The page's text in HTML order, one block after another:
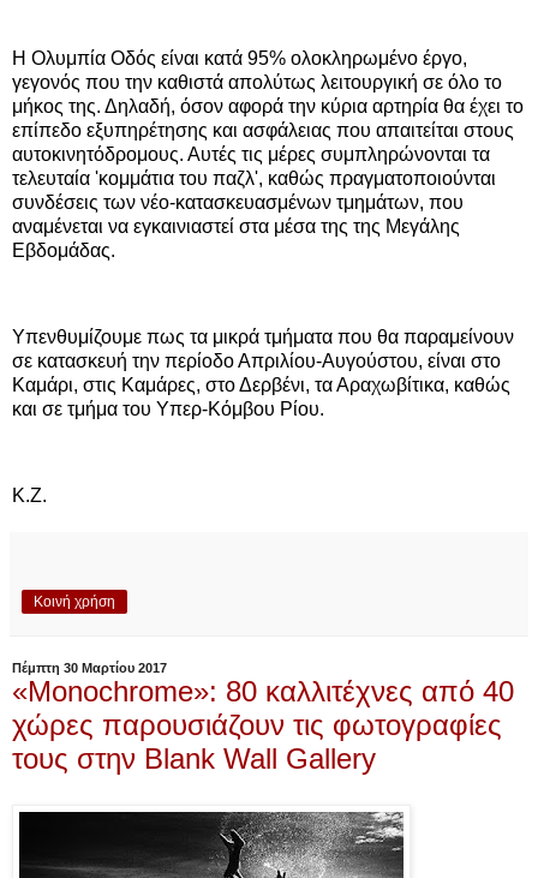
Η Ολυμπία Οδός είναι κατά 95% ολοκληρωμένο έργο,
γεγονός που την καθιστά απολύτως λειτουργική σε όλο το
μήκος της. Δηλαδή, όσον αφορά την κύρια αρτηρία θα έχει το
επίπεδο εξυπηρέτησης και ασφάλειας που απαιτείται στους
αυτοκινητόδρομους. Αυτές τις μέρες συμπληρώνονται τα
τελευταία 'κομμάτια του παζλ', καθώς πραγματοποιούνται
συνδέσεις των νέο-κατασκευασμένων τμημάτων, που
αναμένεται να εγκαινιαστεί στα μέσα της της Μεγάλης
Εβδομάδας.
Υπενθυμίζουμε πως τα μικρά τμήματα που θα παραμείνουν
σε κατασκευή την περίοδο Απριλίου-Αυγούστου, είναι στο
Καμάρι, στις Καμάρες, στο Δερβένι, τα Αραχωβίτικα, καθώς
και σε τμήμα του Υπερ-Κόμβου Ρίου.
Κ.Ζ.
Κοινή χρήση
Πέμπτη 30 Μαρτίου 2017
«Monochrome»: 80 καλλιτέχνες από 40
χώρες παρουσιάζουν τις φωτογραφίες
τους στην Blank Wall Gallery